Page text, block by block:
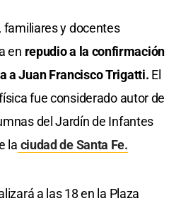
familiares y docentes
en repudio a la confirmación
a Juan Francisco Trigatti. El
fue considerado autor de
del Jardín de Infantes
la ciudad de Santa Fe.
a las 18 en la Plaza